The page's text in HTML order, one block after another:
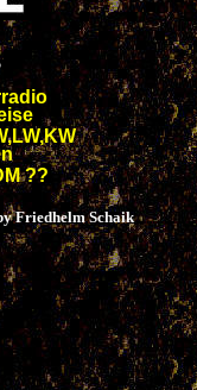
??
Friedhelm Schaik